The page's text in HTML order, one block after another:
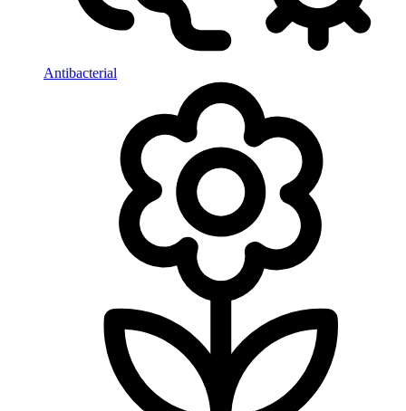
Antibacterial